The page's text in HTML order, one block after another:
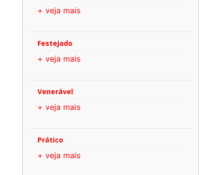
+ veja mais
Festejado
+ veja mais
Venerável
+ veja mais
Prático
+ veja mais